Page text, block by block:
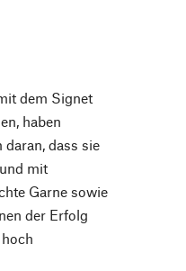
dem Signet
haben
dass sie
mit
Garne sowie
der Erfolg